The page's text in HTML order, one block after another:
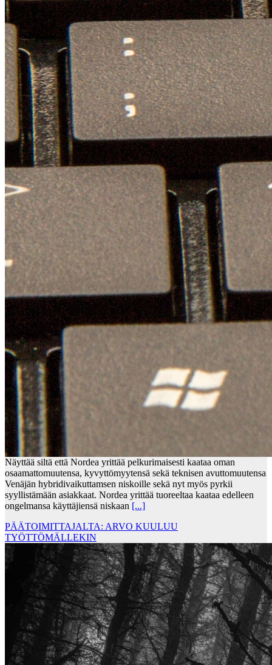
Näyttää siltä että Nordea yrittää pelkurimaisesti kaataa oman
osaamattomuutensa, kyvyttömyytensä sekä teknisen avuttomuutensa
Venäjän hybridivaikuttamsen niskoille sekä nyt myös pyrkii
syyllistämään asiakkaat. Nordea yrittää tuoreeltaa kaataa edelleen
ongelmansa käyttäjiensä niskaan [...]
PÄÄTOIMITTAJALTA: ARVO KUULUU
TYÖTTÖMÄLLEKIN